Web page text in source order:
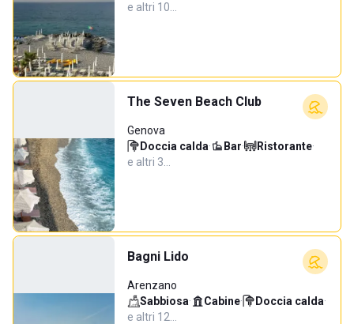
e altri 10…
The Seven Beach Club
Genova
Doccia calda· Bar· Ristorante·
e altri 3…
Bagni Lido
Arenzano
Sabbiosa· Cabine· Doccia calda·
e altri 12…